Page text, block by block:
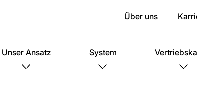
Über uns
Unser Ansatz System